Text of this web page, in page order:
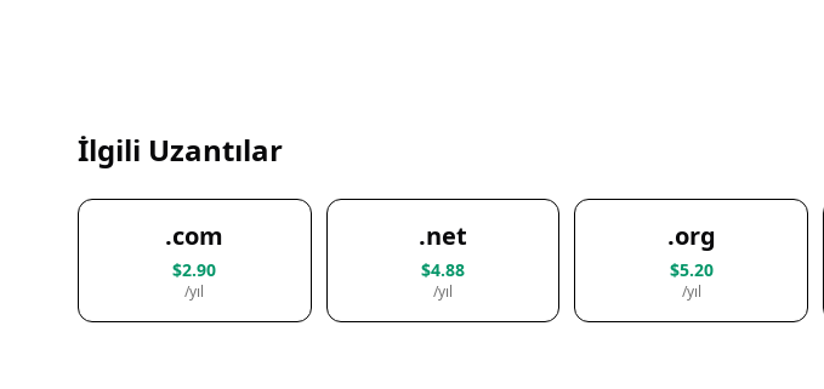
İlgili Uzantılar
.com
$2.90
/yıl
.net
$4.88
/yıl
.org
$5.20
/yıl